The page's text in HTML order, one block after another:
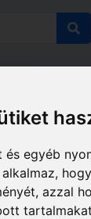
és egyéb
azzal